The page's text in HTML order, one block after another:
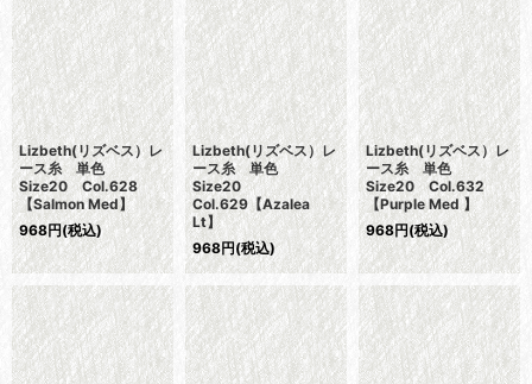
Lizbeth(リズベス）レ
ース糸 単色
Size20 Col.628
【Salmon Med】
968円(税込)
Lizbeth(リズベス）レ
ース糸 単色
Size20
Col.629【Azalea
Lt】
968円(税込)
Lizbeth(リズベス）レ
ース糸 単色
Size20 Col.632
【Purple Med 】
968円(税込)